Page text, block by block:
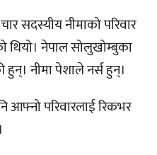
सदस्यीय नीमाको परिवार
नेपाल सोलुखोम्बुका
नीमा पेशाले नर्स हुन्।
आफ्नो परिवारलाई रिकभर